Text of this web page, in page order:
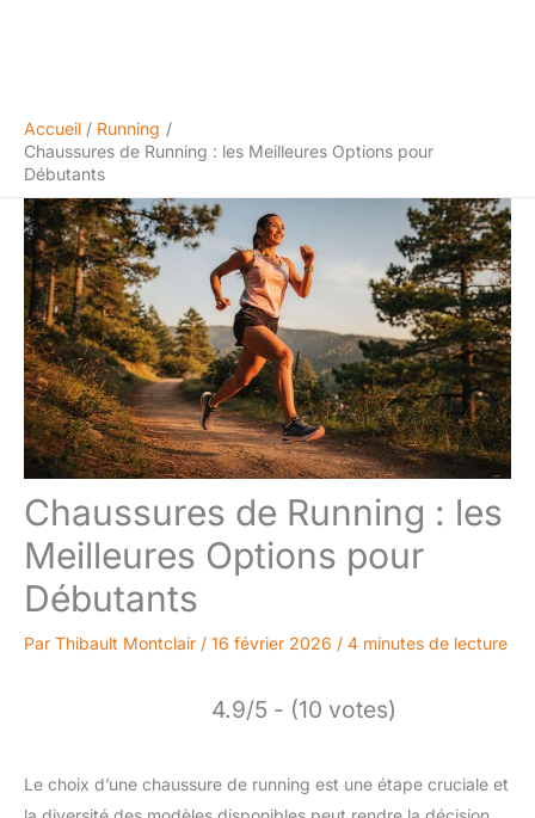
Accueil
Running
Chaussures de Running : les Meilleures Options pour
Débutants
Chaussures de Running : les
Meilleures Options pour
Débutants
Par Thibault Montclair / 16 février 2026 / 4 minutes de lecture
4.9/5 - (10 votes)
Le choix d’une chaussure de running est une étape cruciale et